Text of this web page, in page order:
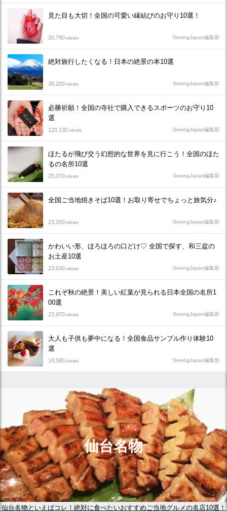
見た目も大切！全国の可愛い縁結びのお守り10選！
26,790views SeeingJapan編集部
絶対旅行したくなる！日本の絶景の本10選
38,200views SeeingJapan編集部
必勝祈願！全国の寺社で購入できるスポーツのお守り10
選
120,130views SeeingJapan編集部
ほたるが飛び交う幻想的な世界を見に行こう！全国のほた
るの名所10選
25,070views SeeingJapan編集部
全国ご当地焼きそば10選！お取り寄せでちょっと旅気分♪
23,200views SeeingJapan編集部
かわいい形、ほろほろの口どけ♡ 全国で探す、和三盆の
お土産10選
23,630views SeeingJapan編集部
これぞ秋の絶景！美しい紅葉が見られる日本全国の名所1
00選
23,970views SeeingJapan編集部
大人も子供も夢中になる！全国食品サンプル作り体験10
選
14,580views SeeingJapan編集部
仙台名物
仙台名物といえばコレ！絶対に食べたいおすすめご当地グルメの名店10選！